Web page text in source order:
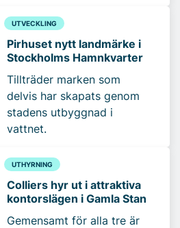
UTVECKLING
Pirhuset nytt landmärke i
Stockholms Hamnkvarter
Tillträder marken som
delvis har skapats genom
stadens utbyggnad i
vattnet.
UTHYRNING
Colliers hyr ut i attraktiva
kontorslägen i Gamla Stan
Gemensamt för alla tre är